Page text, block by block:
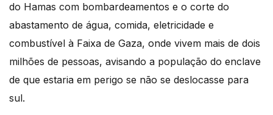
do Hamas com bombardeamentos e o corte do
abastamento de água, comida, eletricidade e
combustível à Faixa de Gaza, onde vivem mais de dois
milhões de pessoas, avisando a população do enclave
de que estaria em perigo se não se deslocasse para
sul.